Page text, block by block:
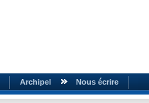
Archipel Nous écrire